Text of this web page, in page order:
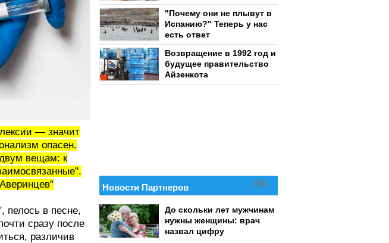
— значит
опасен.
вещам: к
пелось в песне,
сразу после
различив
"Почему они не плывут в
Испанию?" Теперь у нас
есть ответ
Возвращение в 1992 год и
будущее правительство
Айзенкота